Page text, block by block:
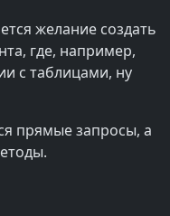
желание создать
где, например,
с таблицами, ну
прямые запросы, а